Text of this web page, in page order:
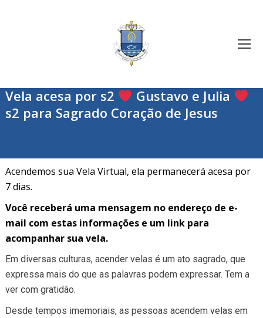
Vela acesa por s2
Gustavo e Julia
s2 para Sagrado Coração de Jesus
Acendemos sua Vela Virtual, ela permanecerá acesa por
7 dias.
Você receberá uma mensagem no endereço de e-
mail com estas informações e um link para
acompanhar sua vela.
Em diversas culturas, acender velas é um ato sagrado, que
expressa mais do que as palavras podem expressar. Tem a
ver com gratidão.
Desde tempos imemoriais, as pessoas acendem velas em